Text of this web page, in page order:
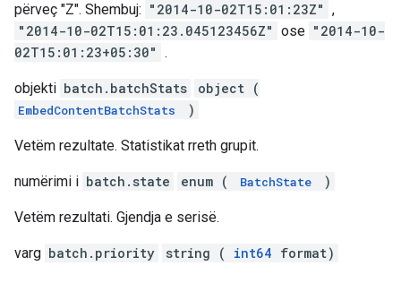
përveç "Z". Shembuj: "2014-10-02T15:01:23Z" ,
"2014-10-02T15:01:23.045123456Z" ose "2014-10-
02T15:01:23+05:30" .
objekti batch.batchStats object (
EmbedContentBatchStats )
Vetëm rezultate. Statistikat rreth grupit.
numërimi i batch.state enum ( BatchState )
Vetëm rezultati. Gjendja e serisë.
varg batch.priority string ( int64 format)